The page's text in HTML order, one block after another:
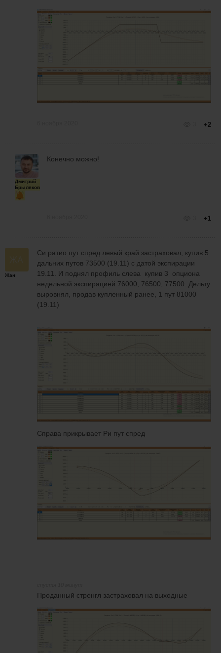
+2
Дмитрий
Брыляков
Конечно можно!
+1
Жан
Си ратио пут спред левый край застраховал, купив 5
дальних путов 73500 (19.11) с датой экспирации
19.11. И поднял профиль слева купив 3 опциона
недельной экспирацией 76000, 76500, 77500. Дельту
выровнял, продав купленный ранее, 1 пут 81000
(19.11)
Справа прикрывает Ри пут спред
Проданный стренгл застраховал на выходные